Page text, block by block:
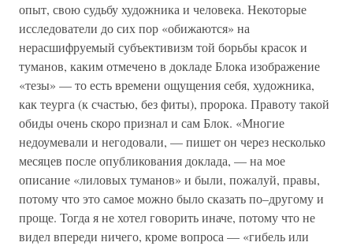
опыт, свою судьбу художника и человека. Некоторые
исследователи до сих пор «обижаются» на
нерасшифруемый субъективизм той борьбы красок и
туманов, каким отмечено в докладе Блока изображение
«тезы» — то есть времени ощущения себя, художника,
как теурга (к счастью, без фиты), пророка. Правоту такой
обиды очень скоро признал и сам Блок. «Многие
недоумевали и негодовали, — пишет он через несколько
месяцев после опубликования доклада, — на мое
описание «лиловых туманов» и были, пожалуй, правы,
потому что это самое можно было сказать по–другому и
проще. Тогда я не хотел говорить иначе, потому что не
видел впереди ничего, кроме вопроса — «гибель или